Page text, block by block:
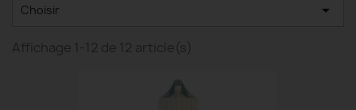
Choisir 
Affichage 1-12 de 12 article(s)